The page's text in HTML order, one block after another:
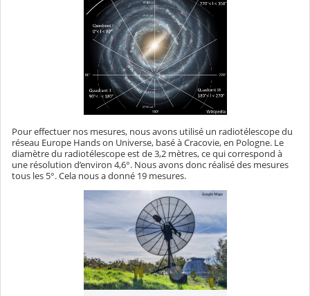
Pour effectuer nos mesures, nous avons utilisé un radiotélescope du
réseau Europe Hands on Universe, basé à Cracovie, en Pologne. Le
diamètre du radiotélescope est de 3,2 mètres, ce qui correspond à
une résolution d’environ 4,6°. Nous avons donc réalisé des mesures
tous les 5°. Cela nous a donné 19 mesures.